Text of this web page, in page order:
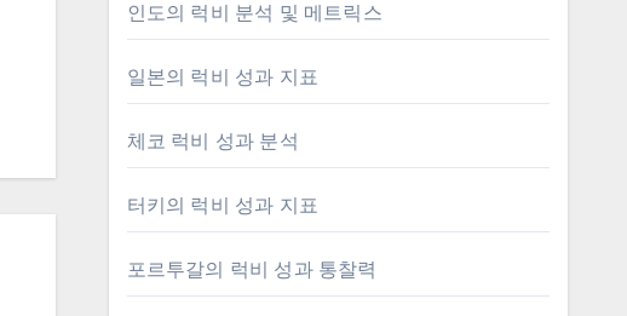
인도의 럭비 분석 및 메트릭스
일본의 럭비 성과 지표
체코 럭비 성과 분석
터키의 럭비 성과 지표
포르투갈의 럭비 성과 통찰력